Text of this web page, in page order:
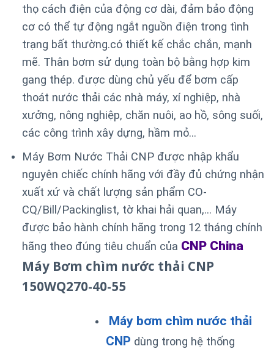
thọ cách điện của động cơ dài, đảm bảo động
cơ có thể tự động ngắt nguồn điện trong tình
trạng bất thường.có thiết kế chắc chắn, mạnh
mẽ. Thân bơm sử dụng toàn bộ bằng hợp kim
gang thép. được dùng chủ yếu để bơm cấp
thoát nước thải các nhà máy, xí nghiệp, nhà
xưởng, nông nghiệp, chăn nuôi, ao hồ, sông suối,
các công trình xây dựng, hầm mỏ…
Máy Bơm Nước Thải CNP được nhập khẩu
nguyên chiếc chính hãng với đầy đủ chứng nhận
xuất xứ và chất lượng sản phẩm CO-
CQ/Bill/Packinglist, tờ khai hải quan,… Máy
được bảo hành chính hãng trong 12 tháng chính
hãng theo đúng tiêu chuẩn của CNP China
Máy Bơm chìm nước thải CNP
150WQ270-40-55
Máy bơm chìm nước thải
CNP dùng trong hệ thống